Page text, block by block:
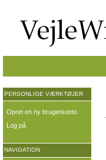
PERSONLIGE VÆRKTØJER
Opret en ny brugerkonto
Log på
NAVIGATION